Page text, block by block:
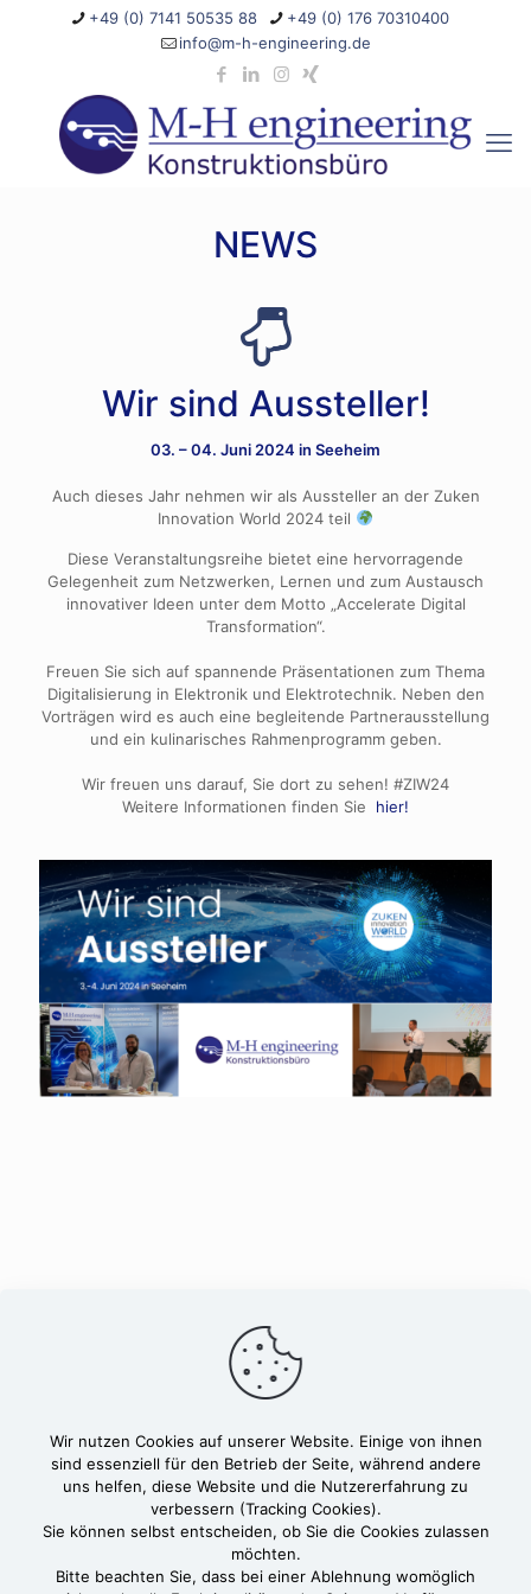
+49 (0) 7141 50535 88
+49 (0) 176 70310400
info@m-h-engineering.de
NEWS
Wir sind Aussteller!
03. – 04. Juni 2024 in Seeheim
Auch dieses Jahr nehmen wir als Aussteller an der Zuken
Innovation World 2024 teil
Diese Veranstaltungsreihe bietet eine hervorragende
Gelegenheit zum Netzwerken, Lernen und zum Austausch
innovativer Ideen unter dem Motto „Accelerate Digital
Transformation“.
Freuen Sie sich auf spannende Präsentationen zum Thema
Digitalisierung in Elektronik und Elektrotechnik. Neben den
Vorträgen wird es auch eine begleitende Partnerausstellung
und ein kulinarisches Rahmenprogramm geben.
Wir freuen uns darauf, Sie dort zu sehen! #ZIW24
Weitere Informationen finden Sie hier!
Wir nutzen Cookies auf unserer Website. Einige von ihnen
sind essenziell für den Betrieb der Seite, während andere
uns helfen, diese Website und die Nutzererfahrung zu
verbessern (Tracking Cookies).
Sie können selbst entscheiden, ob Sie die Cookies zulassen
möchten.
Bitte beachten Sie, dass bei einer Ablehnung womöglich